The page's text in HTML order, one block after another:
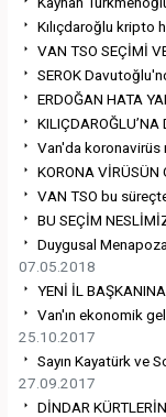
Kılıçdaroğlu kripto
VAN TSO SEÇİMİ
SEROK
ERDOĞAN HATA
Van'da koronavirüs
KORONA VİRÜSÜN
VAN TSO bu
BU SEÇİM
Duygusal
07.05.2018
YENİ İL
Van'ın ekonomik
25.10.2017
Sayın Kayatürk ve
27.09.2017
DİNDAR